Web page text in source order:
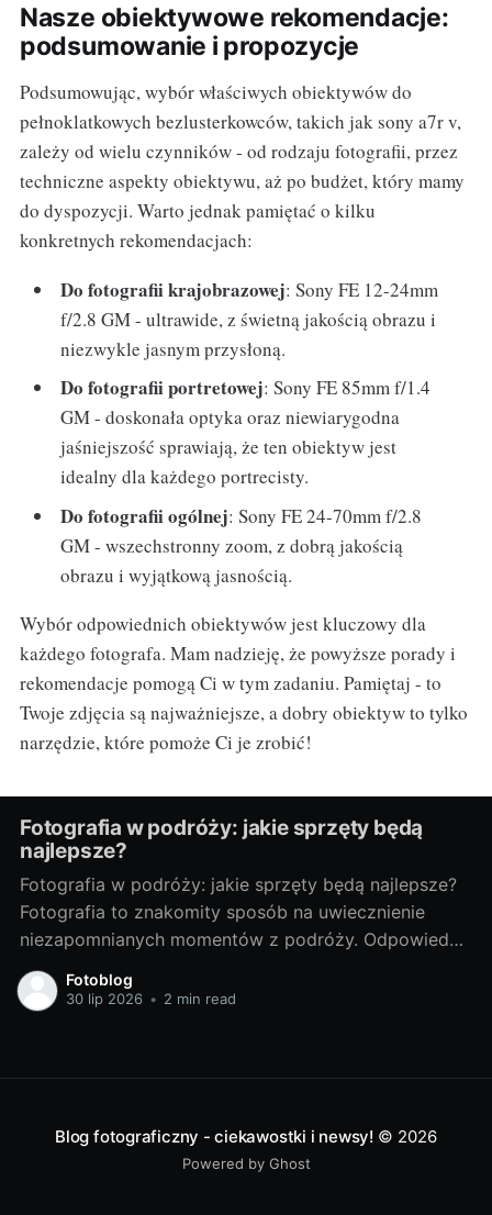
Nasze obiektywowe rekomendacje:
podsumowanie i propozycje
Podsumowując, wybór właściwych obiektywów do
pełnoklatkowych bezlusterkowców, takich jak sony a7r v,
zależy od wielu czynników - od rodzaju fotografii, przez
techniczne aspekty obiektywu, aż po budżet, który mamy
do dyspozycji. Warto jednak pamiętać o kilku
konkretnych rekomendacjach:
Do fotografii krajobrazowej: Sony FE 12-24mm
f/2.8 GM - ultrawide, z świetną jakością obrazu i
niezwykle jasnym przysłoną.
Do fotografii portretowej: Sony FE 85mm f/1.4
GM - doskonała optyka oraz niewiarygodna
jaśniejszość sprawiają, że ten obiektyw jest
idealny dla każdego portrecisty.
Do fotografii ogólnej: Sony FE 24-70mm f/2.8
GM - wszechstronny zoom, z dobrą jakością
obrazu i wyjątkową jasnością.
Wybór odpowiednich obiektywów jest kluczowy dla
każdego fotografa. Mam nadzieję, że powyższe porady i
rekomendacje pomogą Ci w tym zadaniu. Pamiętaj - to
Twoje zdjęcia są najważniejsze, a dobry obiektyw to tylko
narzędzie, które pomoże Ci je zrobić!
Fotografia w podróży: jakie sprzęty będą
najlepsze?
Fotografia w podróży: jakie sprzęty będą najlepsze?
Fotografia to znakomity sposób na uwiecznienie
niezapomnianych momentów z podróży. Odpowiedni
sprzęt fotograficzny to klucz do tworzenia
doskonałych zdjęć. Poniżej przedstawiam porady, jak
podróżnikaWybór sprzętu fotograficznego zależy od
Fotoblog
30 lip 2026 • 2 min read
Blog fotograficzny - ciekawostki i newsy! © 2026
Powered by Ghost